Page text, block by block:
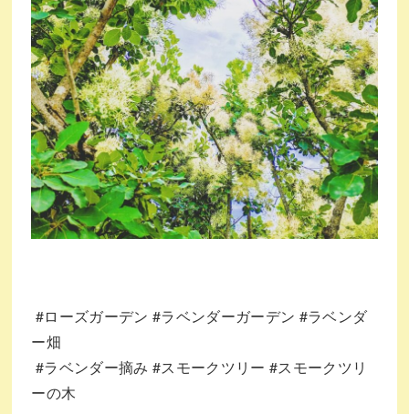
⁡#ローズガーデン #ラベンダーガーデン #ラベンダ
ー畑
⁡#ラベンダー摘み #スモークツリー #スモークツリ
ーの木